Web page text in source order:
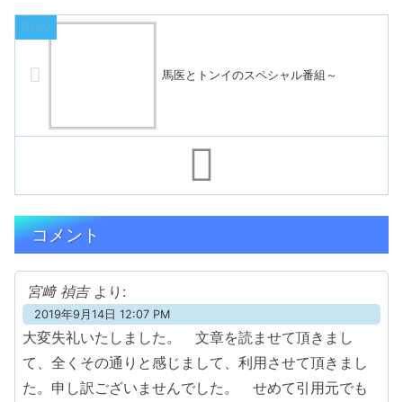
馬医とトンイのスペシャル番組～
コメント
宮﨑 禎吉 より:
2019年9月14日 12:07 PM
大変失礼いたしました。 文章を読ませて頂きまし
て、全くその通りと感じまして、利用させて頂きまし
た。申し訳ございませんでした。 せめて引用元でも